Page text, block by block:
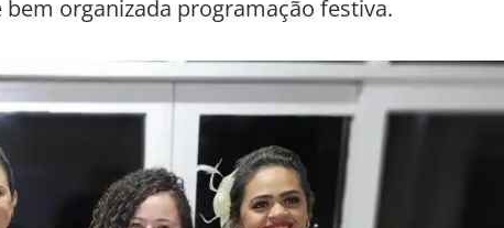
organizada programação festiva.